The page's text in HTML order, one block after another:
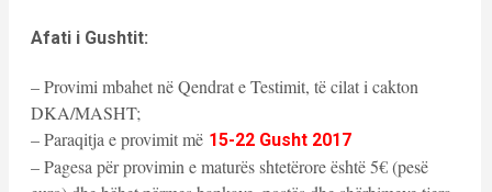
Afati i Gushtit:
– Provimi mbahet në Qendrat e Testimit, të cilat i cakton
DKA/MASHT;
– Paraqitja e provimit më 15-22 Gusht 2017
– Pagesa për provimin e maturës shtetërore është 5€ (pesë